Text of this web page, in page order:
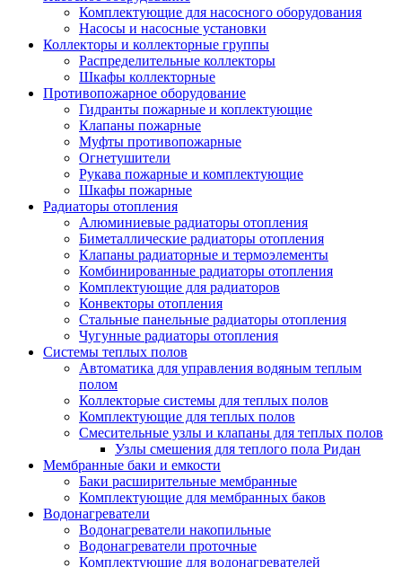
Комплектующие для насосного оборудования
Насосы и насосные установки
Коллекторы и коллекторные группы
Распределительные коллекторы
Шкафы коллекторные
Противопожарное оборудование
Гидранты пожарные и коплектующие
Клапаны пожарные
Муфты противопожарные
Огнетушители
Рукава пожарные и комплектующие
Шкафы пожарные
Радиаторы отопления
Алюминиевые радиаторы отопления
Биметаллические радиаторы отопления
Клапаны радиаторные и термоэлементы
Комбинированные радиаторы отопления
Комплектующие для радиаторов
Конвекторы отопления
Стальные панельные радиаторы отопления
Чугунные радиаторы отопления
Системы теплых полов
Автоматика для управления водяным теплым
полом
Коллекторые системы для теплых полов
Комплектующие для теплых полов
Смесительные узлы и клапаны для теплых полов
Узлы смешения для теплого пола Ридан
Мембранные баки и емкости
Баки расширительные мембранные
Комплектующие для мембранных баков
Водонагреватели
Водонагреватели накопильные
Водонагреватели проточные
Комплектующие для водонагревателей